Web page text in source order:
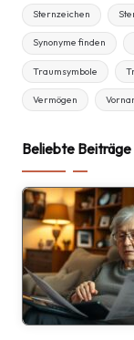
Sternzeichen
Synonyme finden
Traumsymbole
Vermögen
Beliebte Beiträge